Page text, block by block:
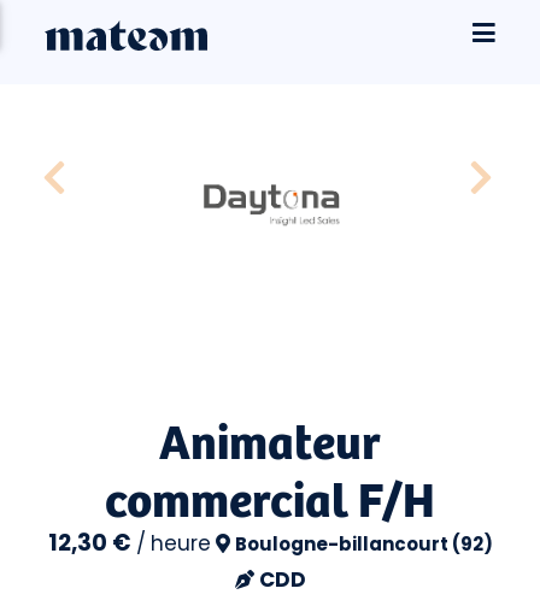
Animateur
commercial F/H
12,30 € / heure Boulogne-billancourt (92)
CDD